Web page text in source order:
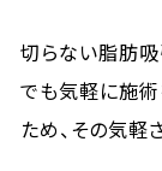
切らない脂肪吸
でも気軽に施術
ため、その気軽